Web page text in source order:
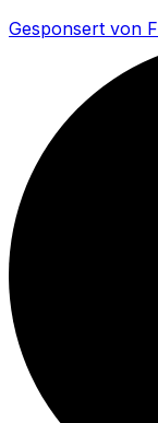
Gesponsert von